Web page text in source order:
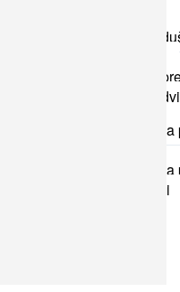
Center za
Center za
in zdravljenje
Šmartno ob Paki